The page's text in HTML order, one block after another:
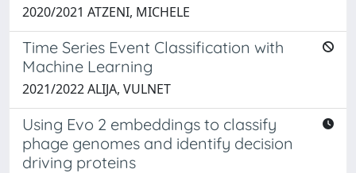
2020/2021 ATZENI, MICHELE
Time Series Event Classification with
Machine Learning
2021/2022 ALIJA, VULNET
Using Evo 2 embeddings to classify
phage genomes and identify decision
driving proteins